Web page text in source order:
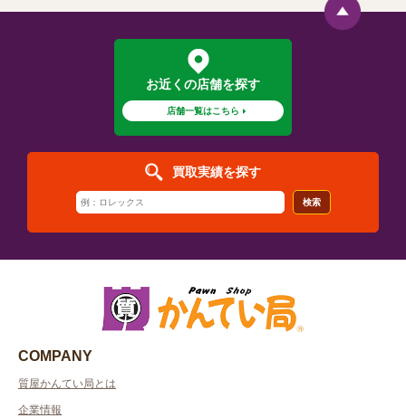
お近くの店舗を探す
店舗一覧はこちら
買取実績を探す
検索
COMPANY
質屋かんてい局とは
企業情報